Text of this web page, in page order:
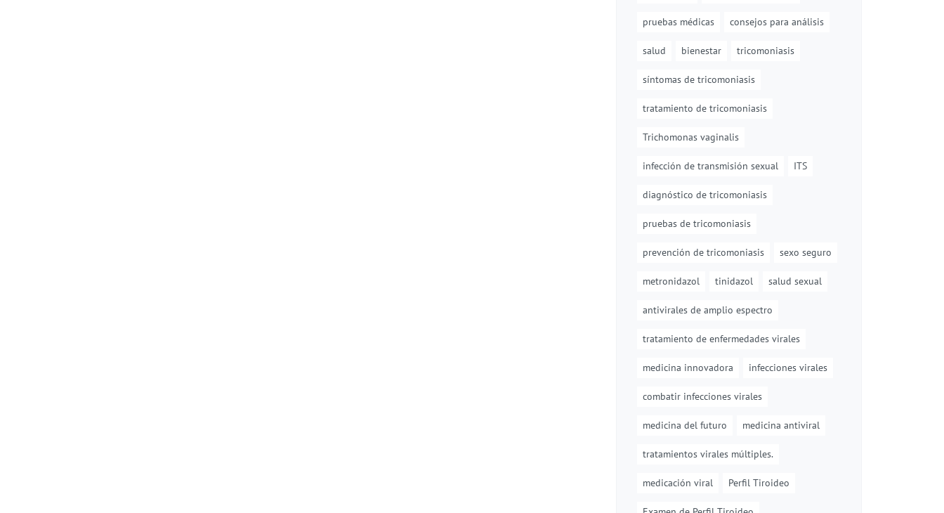
pruebas médicas consejos para análisis
salud bienestar tricomoniasis
síntomas de tricomoniasis
tratamiento de tricomoniasis
Trichomonas vaginalis
infección de transmisión sexual ITS
diagnóstico de tricomoniasis
pruebas de tricomoniasis
prevención de tricomoniasis sexo seguro
metronidazol tinidazol salud sexual
antivirales de amplio espectro
tratamiento de enfermedades virales
medicina innovadora infecciones virales
combatir infecciones virales
medicina del futuro medicina antiviral
tratamientos virales múltiples.
medicación viral Perfil Tiroideo